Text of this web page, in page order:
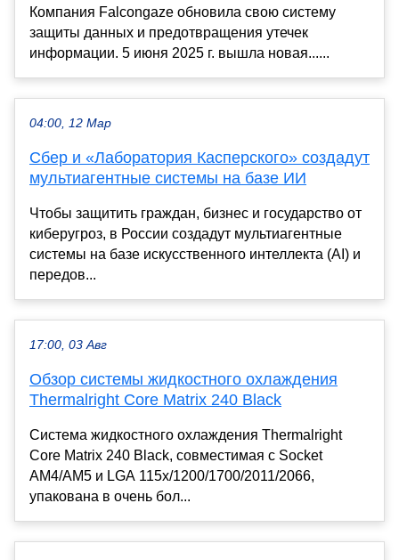
Компания Falcongaze обновила свою систему
защиты данных и предотвращения утечек
информации. 5 июня 2025 г. вышла новая......
04:00, 12 Мар
Сбер и «Лаборатория Касперского» создадут
мультиагентные системы на базе ИИ
Чтобы защитить граждан, бизнес и государство от
киберугроз, в России создадут мультиагентные
системы на базе искусственного интеллекта (AI) и
передов...
17:00, 03 Авг
Обзор системы жидкостного охлаждения
Thermalright Core Matrix 240 Black
Система жидкостного охлаждения Thermalright
Core Matrix 240 Black, совместимая с Socket
AM4/AM5 и LGA 115x/1200/1700/2011/2066,
упакована в очень бол...